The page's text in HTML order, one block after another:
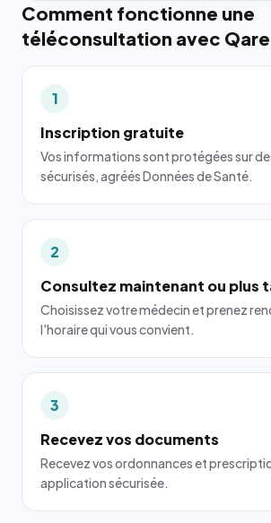
Comment fonctionne une
téléconsultation avec Qare
1
Inscription gratuite
Vos informations sont protégées sur
sécurisés, agréés Données de Santé.
2
Consultez maintenant ou plus
Choisissez votre médecin et prenez
l'horaire qui vous convient.
3
Recevez vos documents
Recevez vos ordonnances et
application sécurisée.